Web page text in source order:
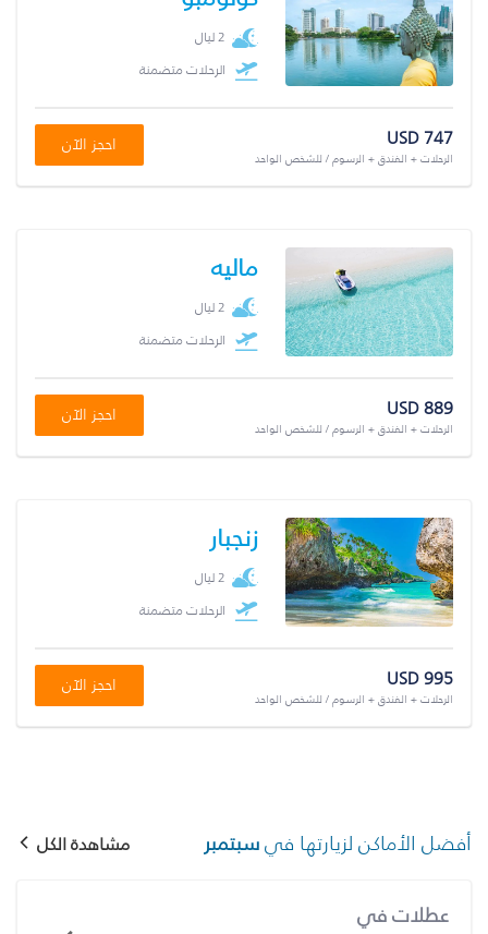
2 ليال
الرحلات متضمنة
USD 747
الرحلات + الفندق + الرسوم / للشخص الواحد
احجز الآن
ماليه
2 ليال
الرحلات متضمنة
USD 889
الرحلات + الفندق + الرسوم / للشخص الواحد
احجز الآن
زنجبار
2 ليال
الرحلات متضمنة
USD 995
الرحلات + الفندق + الرسوم / للشخص الواحد
احجز الآن
أفضل الأماكن لزيارتها فيسبتمبر مشاهدة الكل
عطلات في